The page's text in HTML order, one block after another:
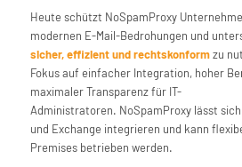
Heute schützt NoSpamProxy
modernen E-Mail-Bedrohungen und
sicher, effizient und rechtskonformzu
Fokus auf einfacher Integration, hoher
maximaler Transparenz für IT-
Administratoren. NoSpamProxy lässt
und Exchange integrieren und kann
Premises betrieben werden.